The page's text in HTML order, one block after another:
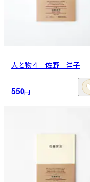
人と物４ 佐野 洋子
550円